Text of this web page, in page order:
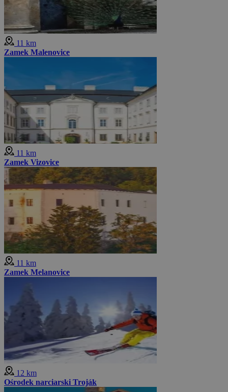
11 km
Zamek Malenovice
11 km
Zamek Vizovice
11 km
Zamek Melanovice
12 km
Ośrodek narciarski Troják